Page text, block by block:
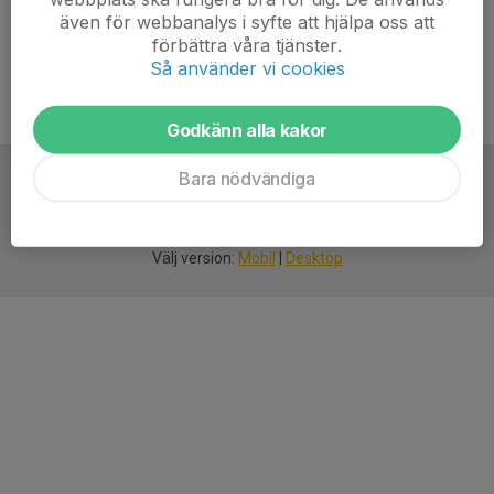
Välj version: Mobil Desktop
även för webbanalys i syfte att hjälpa oss att
förbättra våra tjänster.
Så använder vi cookies
Godkänn alla kakor
Bara nödvändiga